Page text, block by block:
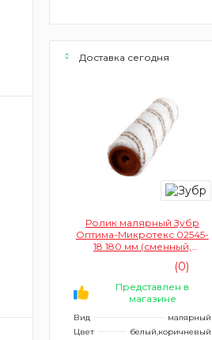
Доставка сегодня
Ролик малярный Зубр
Оптима-Микротекс 02545-
18 180 мм (сменный,
(0)
Представлен в
магазине
Вид
малярный
Цвет
белый,коричневый